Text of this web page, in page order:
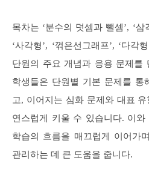
목차는 ‘분수의 덧셈과 뺄셈’, ‘삼
‘사각형’, ‘꺾은선그래프’, ‘다
단원의 주요 개념과 응용 문제를
학생들은 단원별 기본 문제를 통
고, 이어지는 심화 문제와 대표
연스럽게 키울 수 있습니다. 이
학습의 흐름을 매끄럽게 이어가
관리하는 데 큰 도움을 줍니다.